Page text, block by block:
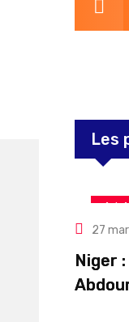
Les
A
27
Niger